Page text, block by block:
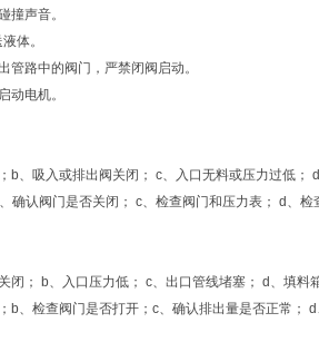
撞声音。
体。
管路中的阀门，严禁闭阀启动。
动电机。
b、吸入或排出阀关闭； c、入口无料或压力过低；
确认阀门是否关闭； c、检查阀门和压力表； d、
闭； b、入口压力低； c、出口管线堵塞； d、填料
b、检查阀门是否打开；c、确认排出量是否正常；